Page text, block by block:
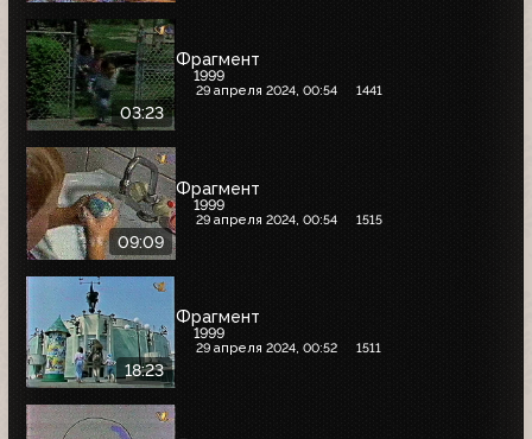
03:23
Фрагмент
1999
29 апреля 2024, 00:54 1441
09:09
Фрагмент
1999
29 апреля 2024, 00:54 1515
18:23
Фрагмент
1999
29 апреля 2024, 00:52 1511